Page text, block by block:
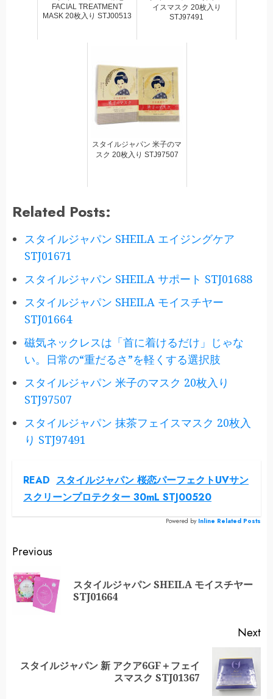
FACIAL TREATMENT
MASK 20枚入り STJ00513
イスマスク 20枚入り
STJ97491
スタイルジャパン 米子のマ
スク 20枚入り STJ97507
Related Posts:
スタイルジャパン SHEILA エイジングケア
STJ01671
スタイルジャパン SHEILA サポート STJ01688
スタイルジャパン SHEILA モイスチヤー
STJ01664
磁気ネックレスは「首に着けるだけ」じゃな
い。日常の“重だるさ”を軽くする選択肢
スタイルジャパン 米子のマスク 20枚入り
STJ97507
スタイルジャパン 抹茶フェイスマスク 20枚入
り STJ97491
READ スタイルジャパン 桜恋パーフェクトUVサン
スクリーンプロテクター 30mL STJ00520
Powered by Inline Related Posts
Continue
Reading
Previous
スタイルジャパン SHEILA モイスチヤー
STJ01664
Next
Next
スタイルジャパン 新 アクア6GF＋フェイ
スマスク STJ01367